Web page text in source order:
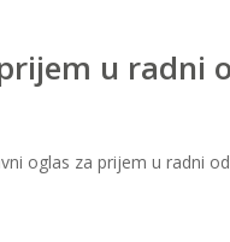
u radni
oglas za prijem u radni